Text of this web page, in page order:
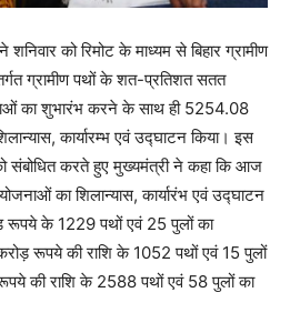
को रिमोट के माध्यम से बिहार ग्रामीण
ग्रामीण पथों के शत-प्रतिशत सतत
का शुभारंभ करने के साथ ही 5254.08
कार्यारम्भ एवं उद्घाटन किया। इस
संबोधित करते हुए मुख्यमंत्री ने कहा कि आज
का शिलान्यास, कार्यारंभ एवं उद्घाटन
रूपये के 1229 पथों एवं 25 पुलों का
रूपये की राशि के 1052 पथों एवं 15 पुलों
की राशि के 2588 पथों एवं 58 पुलों का